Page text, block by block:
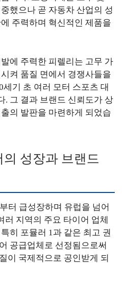
했으나 곧 자동차 산업의 성
주력하며 혁신적인 제품을
에 주력한 피렐리는 고무 가
켜 품질 면에서 경쟁사들을
기 초 여러 모터 스포츠 대
. 그 결과 브랜드 신뢰도가 상
의 발판을 마련하게 되었습
성장과 브랜드
터 급성장하며 유럽을 넘어
러 지역의 주요 타이어 업체
히 포뮬러 1과 같은 최고 권
공급업체로 선정됨으로써
이 국제적으로 공인받게 되